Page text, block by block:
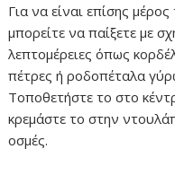
Για να είναι επίσης
μπορείτε να παίξετε με
λεπτομέρειες όπως
πέτρες ή ροδοπέταλα
Τοποθετήστε το στο
κρεμάστε το στην
οσμές.